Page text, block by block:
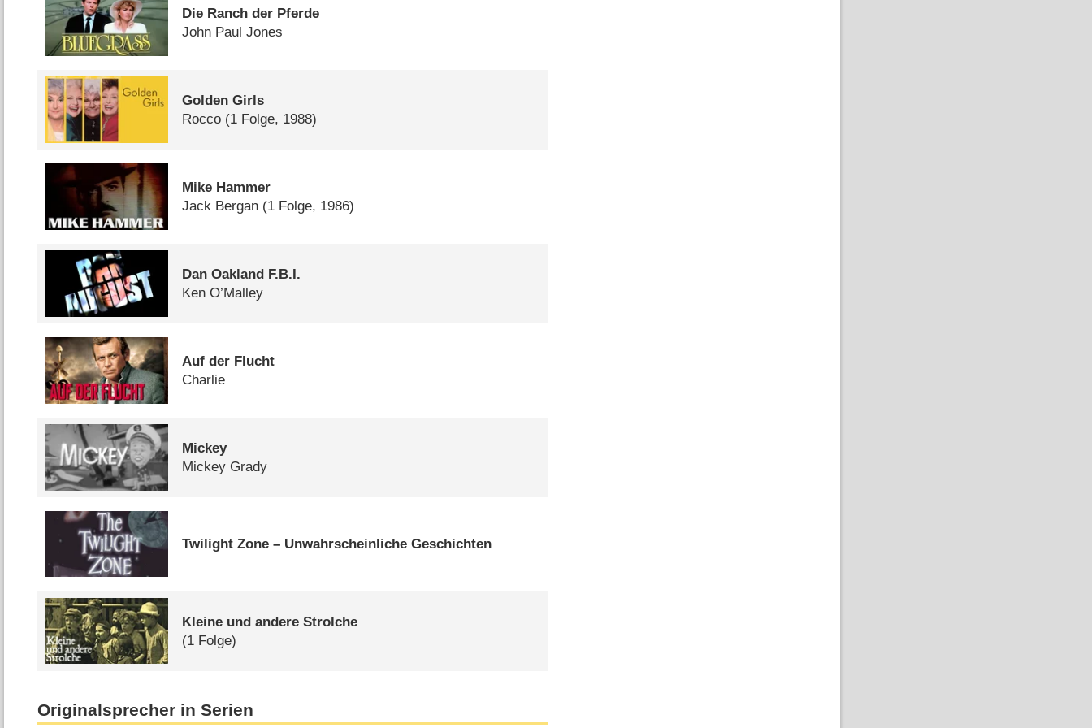
Die Ranch der Pferde
John Paul Jones
Golden Girls
Rocco (1 Folge, 1988)
Mike Hammer
Jack Bergan (1 Folge, 1986)
Dan Oakland F.B.I.
Ken O’Malley
Auf der Flucht
Charlie
Mickey
Mickey Grady
Twilight Zone – Unwahrscheinliche Geschichten
Kleine und andere Strolche
(1 Folge)
Originalsprecher in Serien